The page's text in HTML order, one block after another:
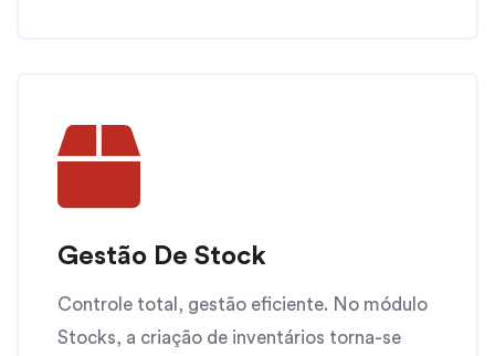
Gestão De Stock
Controle total, gestão eficiente. No módulo
Stocks, a criação de inventários torna-se